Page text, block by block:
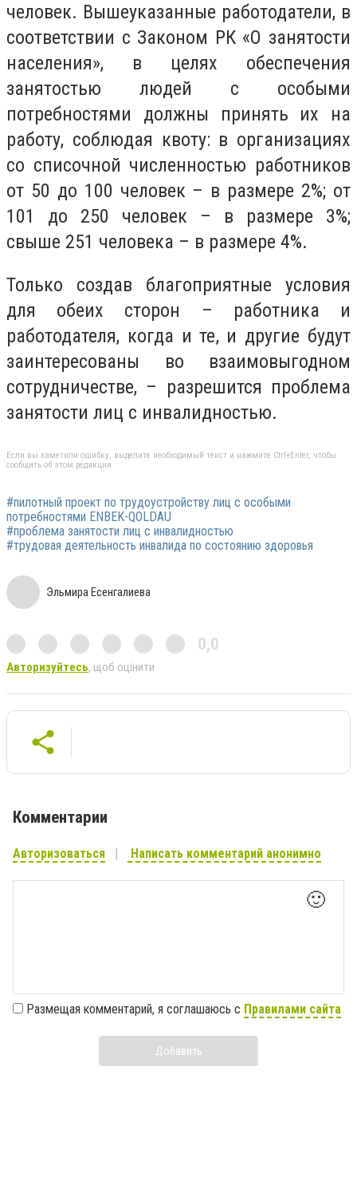
человек. Вышеуказанные работодатели, в
соответствии с Законом РК «О занятости
населения», в целях обеспечения
занятостью людей с особыми
потребностями должны принять их на
работу, соблюдая квоту: в организациях
со списочной численностью работников
от 50 до 100 человек – в размере 2%; от
101
до 250 человек – в размере 3%;
свыше 251 человека – в размере 4%.
Только создав благоприятные условия
для обеих сторон – работника и
работодателя, когда и те, и другие будут
заинтересованы во взаимовыгодном
сотрудничестве, – разрешится проблема
занятости лиц с инвалидностью.
Если вы заметили ошибку, выделите необходимый текст и нажмите Ctrl+Enter, чтобы
сообщить об этом редакции
#пилотный проект по трудоустройству лиц с особыми
потребностями ENBEK-QOLDAU
#проблема занятости лиц с инвалидностью
#трудовая деятельность инвалида по состоянию здоровья
Эльмира Есенгалиева
0,0
Авторизуйтесь, щоб оцінити
Комментарии
Авторизоваться Написать комментарий анонимно
🙂
Размещая комментарий, я соглашаюсь с Правилами сайта
Добавить